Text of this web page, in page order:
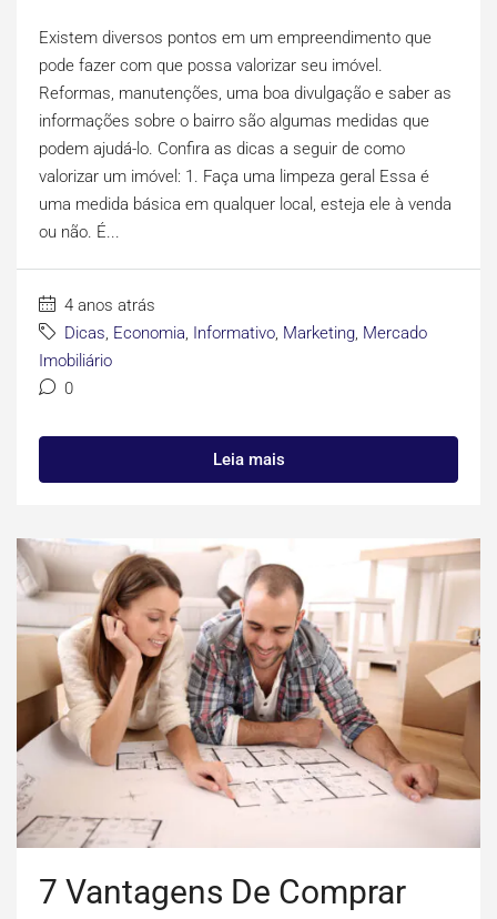
Existem diversos pontos em um empreendimento que
pode fazer com que possa valorizar seu imóvel.
Reformas, manutenções, uma boa divulgação e saber as
informações sobre o bairro são algumas medidas que
podem ajudá-lo. Confira as dicas a seguir de como
valorizar um imóvel: 1. Faça uma limpeza geral Essa é
uma medida básica em qualquer local, esteja ele à venda
ou não. É...
4 anos atrás
Dicas, Economia, Informativo, Marketing, Mercado
Imobiliário
0
Leia mais
7 Vantagens De Comprar